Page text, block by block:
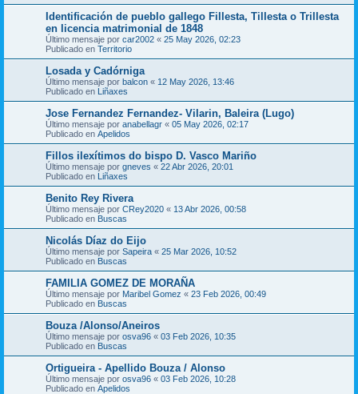
Identificación de pueblo gallego Fillesta, Tillesta o Trillesta
en licencia matrimonial de 1848
Último mensaje por car2002 « 25 May 2026, 02:23
Publicado en Territorio
Losada y Cadórniga
Último mensaje por balcon « 12 May 2026, 13:46
Publicado en Liñaxes
Jose Fernandez Fernandez- Vilarin, Baleira (Lugo)
Último mensaje por anabellagr « 05 May 2026, 02:17
Publicado en Apelidos
Fillos ilexítimos do bispo D. Vasco Mariño
Último mensaje por gneves « 22 Abr 2026, 20:01
Publicado en Liñaxes
Benito Rey Rivera
Último mensaje por CRey2020 « 13 Abr 2026, 00:58
Publicado en Buscas
Nicolás Díaz do Eijo
Último mensaje por Sapeira « 25 Mar 2026, 10:52
Publicado en Buscas
FAMILIA GOMEZ DE MORAÑA
Último mensaje por Maribel Gomez « 23 Feb 2026, 00:49
Publicado en Buscas
Bouza /Alonso/Aneiros
Último mensaje por osva96 « 03 Feb 2026, 10:35
Publicado en Buscas
Ortigueira - Apellido Bouza / Alonso
Último mensaje por osva96 « 03 Feb 2026, 10:28
Publicado en Apelidos